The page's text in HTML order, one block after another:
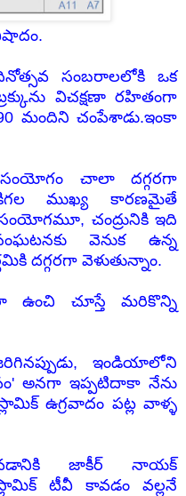
సంబరాలలోకి ఒక
విచక్షణా రహితంగా
మందిని చంపేశాడు.ఇంకా
సంయోగం చాలా దగ్గరగా
ముఖ్య కారణమైతే
సంయోగమూ, చంద్రునికి ఇది
వెనుక ఉన్న
దగ్గరగా వెళుతున్నాం.
ఉంచి చూస్తే మరికొన్ని
ఇండియాలోని
అనగా ఇప్పటిదాకా నేను
ఉగ్రవాదం పట్ల వాళ్ళ
జాకీర్ నాయక్
టీవీ కావడం వల్లనే